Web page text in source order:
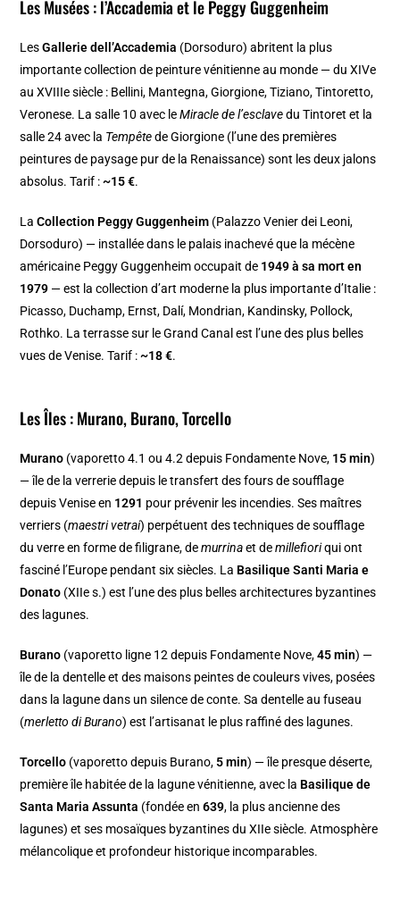
Les Musées : l’Accademia et le Peggy Guggenheim
LesGallerie dell’Accademia (Dorsoduro) abritent la plus
importante collection de peinture vénitienne au monde — du XIVe
au XVIIIe siècle : Bellini, Mantegna, Giorgione, Tiziano, Tintoretto,
Veronese. La salle 10 avec leMiracle de l’esclavedu Tintoret et la
salle 24 avec la Tempêtede Giorgione (l’une des premières
peintures de paysage pur de la Renaissance) sont les deux jalons
absolus. Tarif :~15 €.
LaCollection Peggy Guggenheim (Palazzo Venier dei Leoni,
Dorsoduro) — installée dans le palais inachevé que la mécène
américaine Peggy Guggenheim occupait de 1949 à sa mort en
1979 — est la collection d’art moderne la plus importante d’Italie :
Picasso, Duchamp, Ernst, Dalí, Mondrian, Kandinsky, Pollock,
Rothko. La terrasse sur le Grand Canal est l’une des plus belles
vues de Venise. Tarif :~18 €.
Les Îles : Murano, Burano, Torcello
Murano (vaporetto 4.1 ou 4.2 depuis Fondamente Nove, 15 min)
— île de la verrerie depuis le transfert des fours de soufflage
depuis Venise en 1291 pour prévenir les incendies. Ses maîtres
verriers (maestri vetrai) perpétuent des techniques de soufflage
du verre en forme de filigrane, demurrinaet demillefioriqui ont
fasciné l’Europe pendant six siècles. La Basilique Santi Maria e
Donato (XIIe s.) est l’une des plus belles architectures byzantines
des lagunes.
Burano (vaporetto ligne 12 depuis Fondamente Nove,45 min) —
île de la dentelle et des maisons peintes de couleurs vives, posées
dans la lagune dans un silence de conte. Sa dentelle au fuseau
(merletto di Burano) est l’artisanat le plus raffiné des lagunes.
Torcello (vaporetto depuis Burano, 5 min) — île presque déserte,
première île habitée de la lagune vénitienne, avec la Basilique de
Santa Maria Assunta (fondée en639, la plus ancienne des
lagunes) et ses mosaïques byzantines du XIIe siècle. Atmosphère
mélancolique et profondeur historique incomparables.